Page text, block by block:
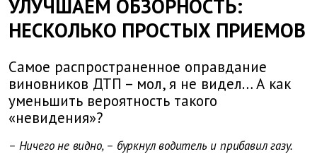
УЛУЧШАЕМ ОБЗОРНОСТЬ:
НЕСКОЛЬКО ПРОСТЫХ ПРИЕМОВ
Самое распространенное оправдание
виновников ДТП – мол, я не видел… А как
уменьшить вероятность такого
«невидения»?
– Ничего не видно, – буркнул водитель и прибавил газу.